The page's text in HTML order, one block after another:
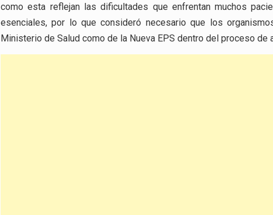
como esta reflejan las dificultades que enfrentan muchos
esenciales, por lo que consideró necesario que los
Ministerio de Salud como de la Nueva EPS dentro del proceso de